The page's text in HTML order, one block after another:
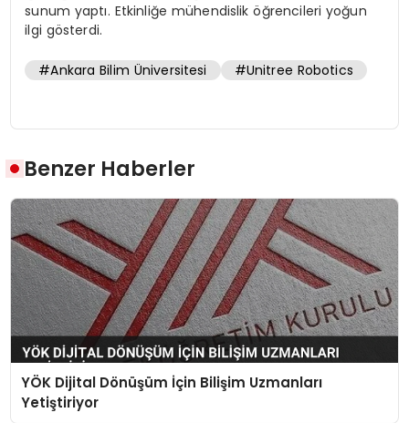
sunum yaptı. Etkinliğe mühendislik öğrencileri yoğun
ilgi gösterdi.
#Ankara Bilim Üniversitesi #Unitree Robotics
Benzer Haberler
YÖK Dijital Dönüşüm İçin Bilişim Uzmanları
Yetiştiriyor